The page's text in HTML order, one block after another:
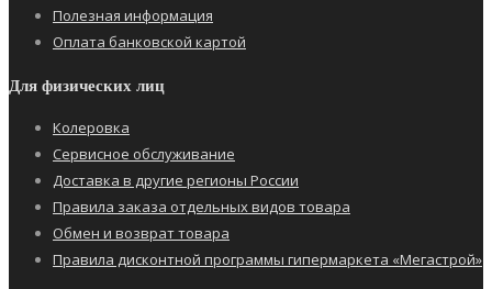
Полезная информация
Оплата банковской картой
Для физических лиц
Колеровка
Сервисное обслуживание
Доставка в другие регионы России
Правила заказа отдельных видов товара
Обмен и возврат товара
Правила дисконтной программы гипермаркета «Мегастрой»